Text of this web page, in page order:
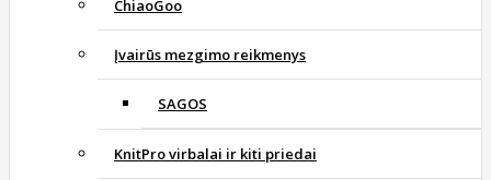
ChiaoGoo
Įvairūs mezgimo reikmenys
SAGOS
KnitPro virbalai ir kiti priedai